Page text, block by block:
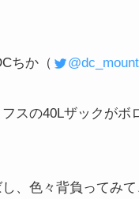
ちか（
スの40Lザックが
、色々背負ってみ